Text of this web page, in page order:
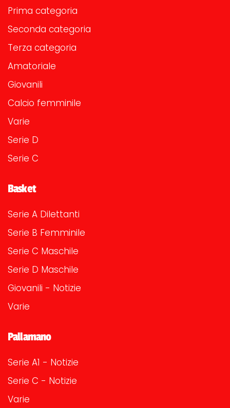
Prima categoria
Seconda categoria
Terza categoria
Amatoriale
Giovanili
Calcio femminile
Varie
Serie D
Serie C
Basket
Serie A Dilettanti
Serie B Femminile
Serie C Maschile
Serie D Maschile
Giovanili - Notizie
Varie
Pallamano
Serie A1 - Notizie
Serie C - Notizie
Varie